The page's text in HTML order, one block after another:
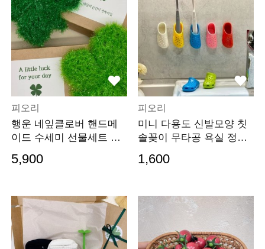
피오리
행운 네잎클로버 핸드메
이드 수세미 선물세트 답
5,900
피오리
미니 다용도 신발모양 칫
솔꽂이 무타공 욕실 정리
1,600